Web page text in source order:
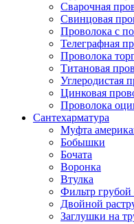
Сварочная
Свинцовая
Проволока с
Телеграфная
Проволока
Титановая
Углеродистая
Цинковая
Проволока
Сантехарматура
Муфта
Бобышки
Бочата
Воронка
Втулка
Фильтр
Двойной
Заглушки на